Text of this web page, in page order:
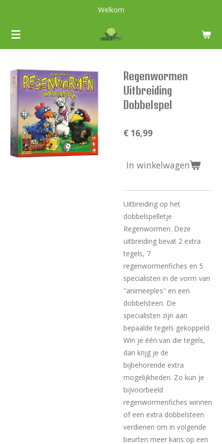
naar
de
Welkom
Regenwormen
Uitbreiding
Dobbelspel
€ 16,99
In winkelwagen
Uitbreiding op het
dobbelspelletje
Regenwormen. Deze
uitbreiding bevat 2 extra
tegels, 7
regenwormenfiches en 5
specialisten in de vorm van
''animeeples'' en een
dobbelsteen. De
specialisten zijn aan
bepaalde tegels gekoppeld.
Win je één van die tegels,
dan krijg je de
bijbehorende extra
mogelijkheden. Zo kun je
bijvoorbeeld
regenwormenfiches winnen
of een extra dobbelsteen
verdienen om in volgende
beurten meer kans op een